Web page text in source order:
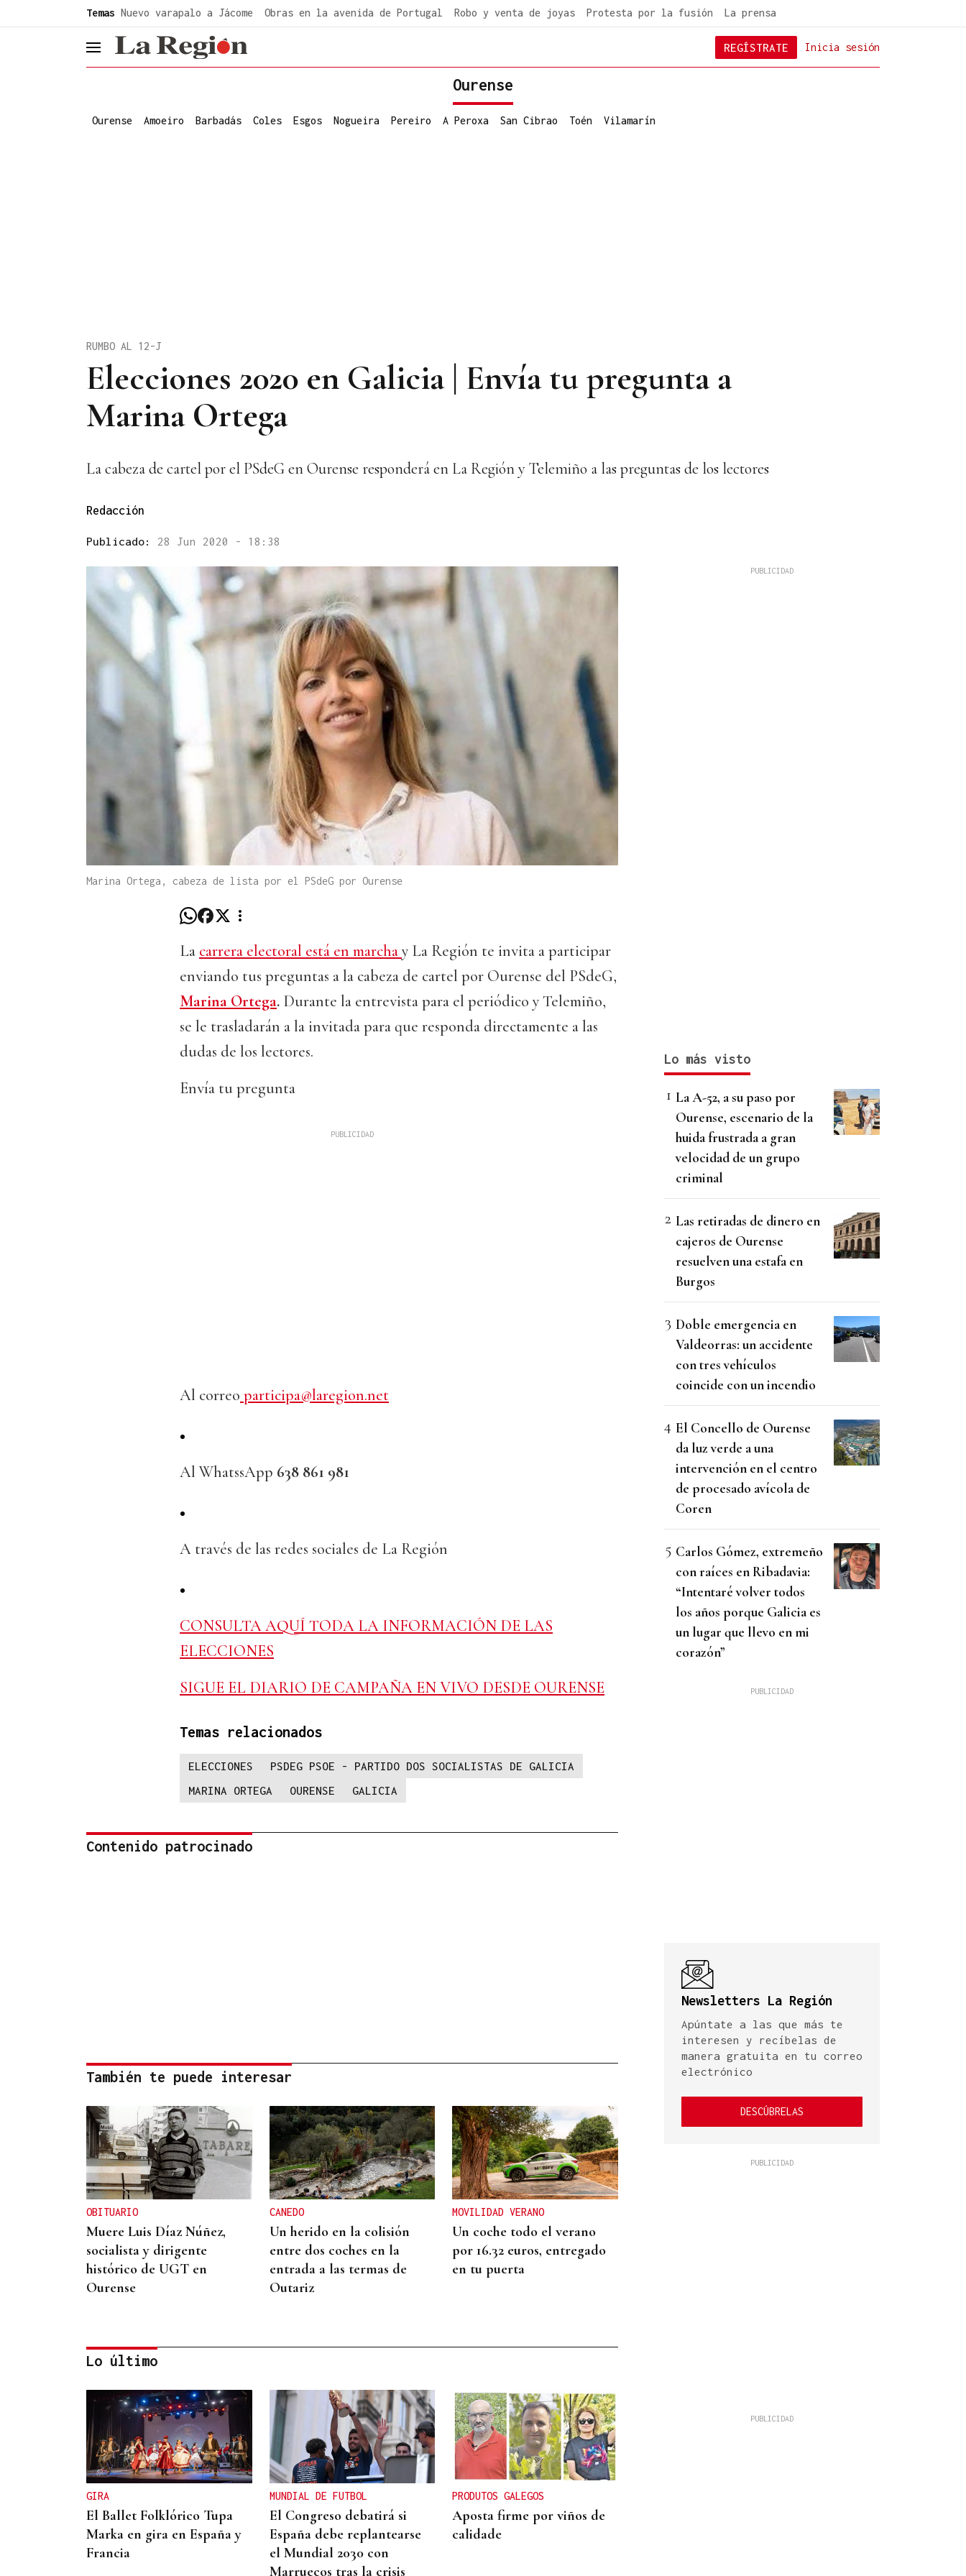
Temas Nuevo varapalo a Jácome Obras en la avenida de Portugal Robo y venta de joyas Protesta por la fusión La prensa
header.menu.open Inicia sesión
REGÍSTRATE
Ourense
Ourense Amoeiro Barbadás Coles Esgos Nogueira Pereiro A Peroxa San Cibrao Toén Vilamarín
Elecciones 2020 en Galicia | Envía tu pregunta a
Marina Ortega
RUMBO AL 12-J
La cabeza de cartel por el PSdeG en Ourense responderá en La Región y Telemiño a las preguntas de los lectores
Redacción
Publicado: 28 Jun 2020 - 18:38
Marina Ortega, cabeza de lista por el PSdeG por Ourense
La carrera electoral está en marchay La Región te invita a participar
enviando tus preguntas a la cabeza de cartel por Ourense del PSdeG,
Marina Ortega. Durante la entrevista para el periódico y Telemiño,
se le trasladarán a la invitada para que responda directamente a las
dudas de los lectores.
Envía tu pregunta
Al correo participa@laregion.net
Al WhatssApp 638 861 981
A través de las redes sociales de La Región
CONSULTA AQUÍ TODA LA INFORMACIÓN DE LAS
ELECCIONES
SIGUE EL DIARIO DE CAMPAÑA EN VIVO DESDE OURENSE
Temas relacionados
ELECCIONES
PSDEG PSOE - PARTIDO DOS SOCIALISTAS DE GALICIA
MARINA ORTEGA
OURENSE GALICIA
Contenido patrocinado
También te puede interesar
OBITUARIO
Muere Luis Díaz Núñez,
socialista y dirigente
histórico de UGT en
Ourense
CANEDO
Un herido en la colisión
entre dos coches en la
entrada a las termas de
Outariz
MOVILIDAD VERANO
Un coche todo el verano
por 16.32 euros, entregado
en tu puerta
CONATO EXTINGUIDO
Vídeo | Se desata un
incendio forestal en una
cantera de Untes
Lo último
GIRA
El Ballet Folklórico Tupa
Marka en gira en España y
Francia
MUNDIAL DE FUTBOL
El Congreso debatirá si
España debe replantearse
el Mundial 2030 con
Marruecos tras la crisis
PRODUTOS GALEGOS
Aposta firme por viños de
calidade
Lo más visto
La A-52, a su paso por
Ourense, escenario de la
huida frustrada a gran
velocidad de un grupo
criminal
Las retiradas de dinero en
cajeros de Ourense
resuelven una estafa en
Burgos
Doble emergencia en
Valdeorras: un accidente
con tres vehículos
coincide con un incendio
El Concello de Ourense
da luz verde a una
intervención en el centro
de procesado avícola de
Coren
Carlos Gómez, extremeño
con raíces en Ribadavia:
“Intentaré volver todos
los años porque Galicia es
un lugar que llevo en mi
corazón”
Newsletters La Región
Apúntate a las que más te
interesen y recíbelas de
manera gratuita en tu correo
electrónico
DESCÚBRELAS